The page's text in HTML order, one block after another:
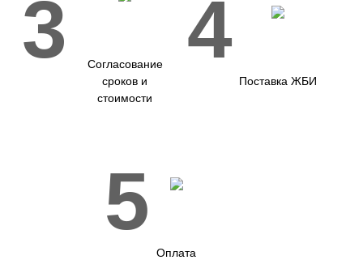
3
Согласование
сроков и
стоимости
4
Поставка ЖБИ
5
Оплата